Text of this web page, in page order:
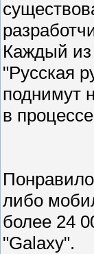
Каждый из
"Русская
поднимут
в
либо
более 24
"Galaxy".